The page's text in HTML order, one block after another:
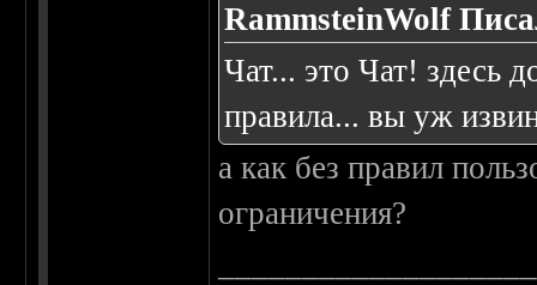
RammsteinWolf
Чат... это Чат! здесь
правила... вы уж
а как без правил
ограничения?